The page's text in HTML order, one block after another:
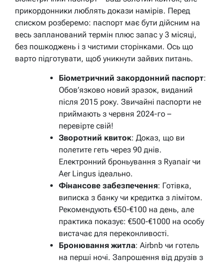
прикордонники люблять докази намірів. Перед
списком розберемо: паспорт має бути дійсним на
весь запланований термін плюс запас у 3 місяці,
без пошкоджень і з чистими сторінками. Ось що
варто підготувати, щоб уникнути зайвих питань.
Біометричний закордонний паспорт:
Обов’язково новий зразок, виданий
після 2015 року. Звичайні паспорти не
приймають з червня 2024-го –
перевірте свій!
Зворотний квиток: Доказ, що ви
полетите геть через 90 днів.
Електронний броньування з Ryanair чи
Aer Lingus ідеально.
Фінансове забезпечення: Готівка,
виписка з банку чи кредитка з лімітом.
Рекомендують €50-€100 на день, але
практика показує: €500-€1000 на особу
вистачає для переконливості.
Бронювання житла: Airbnb чи готель
на перші ночі. Запрошення від друзів з